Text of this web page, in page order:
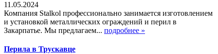
11.05.2024
Компания Stalkol профессионально занимается изготовлением
и установкой металлических ограждений и перил в
Закарпатье. Мы предлагаем... подробнее »
Перила в Трускавце